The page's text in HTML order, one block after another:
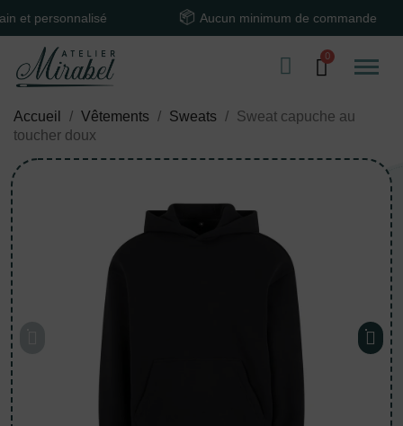
Aucun minimum de commande
Accueil Vêtements Sweats
Sweat capuche au
toucher doux